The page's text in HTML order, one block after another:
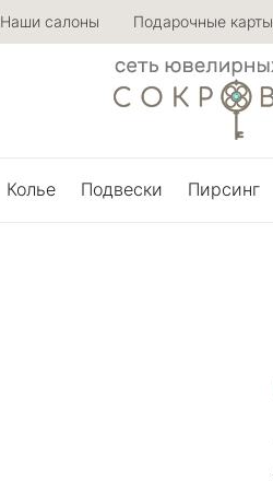
Наши салоны Подарочные карты
Колье Подвески Пирсинг